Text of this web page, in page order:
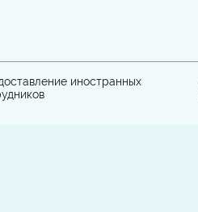
иностранных